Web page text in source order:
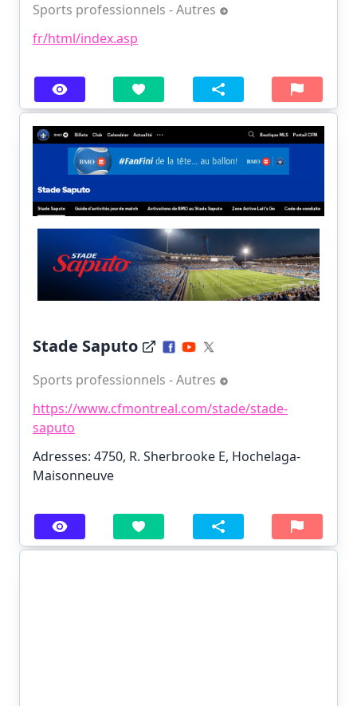
Sports professionnels - Autres
fr/html/index.asp
Stade Saputo
Sports professionnels - Autres
https://www.cfmontreal.com/stade/stade-
saputo
Adresses: 4750, R. Sherbrooke E, Hochelaga-
Maisonneuve